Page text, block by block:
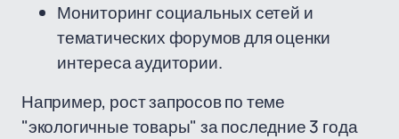
Мониторинг социальных сетей и
тематических форумов для оценки
интереса аудитории.
Например, рост запросов по теме
"экологичные товары" за последние 3 года